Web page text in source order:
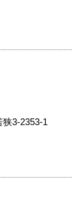
3-2353-1